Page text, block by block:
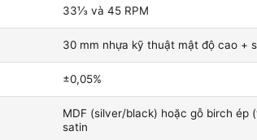
33⅓ và 45 RPM
30 mm nhựa kỹ thuật mật độ cao +
±0,05%
MDF (silver/black) hoặc gỗ birch ép
satin